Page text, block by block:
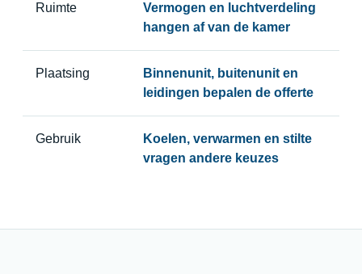
Ruimte
Vermogen en luchtverdeling
hangen af van de kamer
Plaatsing
Binnenunit, buitenunit en
leidingen bepalen de offerte
Gebruik
Koelen, verwarmen en stilte
vragen andere keuzes